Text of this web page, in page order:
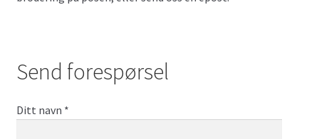
Send forespørsel
Ditt navn *